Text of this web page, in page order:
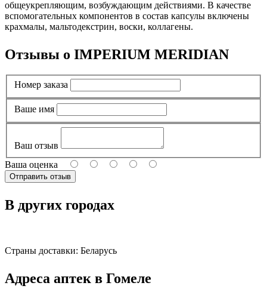
общеукрепляющим, возбуждающим действиями. В качестве
вспомогательных компонентов в состав капсулы включены
крахмалы, мальтодекстрин, воски, коллагены.
Отзывы о IMPERIUM MERIDIAN
Номер заказа
Ваше имя
Ваш отзыв
Ваша оценка
В других городах
Страны доставки: Беларусь
Адреса аптек в Гомеле